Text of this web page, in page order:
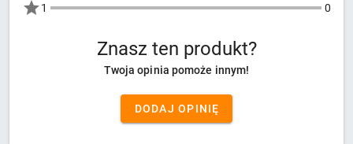
1
0
Znasz ten produkt?
Twoja opinia pomoże innym!
DODAJ OPINIĘ